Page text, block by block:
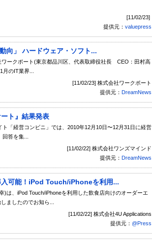
[11/02/23]
提供元： valuepress
向」 ハードウェア・ソフト...
ークポート(東京都品川区、代表取締役社長 CEO：田村高
のIT業界...
[11/02/23] 株式会社ワークポート
提供元： DreamNews
ト』結果発表
「経営コンビニ」では、2010年12月10日〜12月31日に経営
答を集...
[11/02/22] 株式会社ワンズマインド
提供元： DreamNews
入可能！iPod Touch/iPhoneを利用...
は、iPod Touch/iPhoneを利用した飲食店向けのオーダーエ
ましたのでお知ら...
[11/02/22] 株式会社4U Applications
提供元： @Press